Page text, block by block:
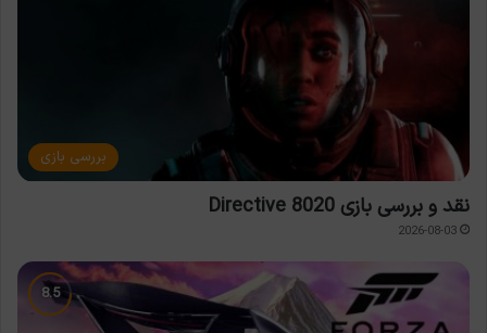
بررسی بازی
نقد و بررسی بازی Directive 8020
2026-08-03